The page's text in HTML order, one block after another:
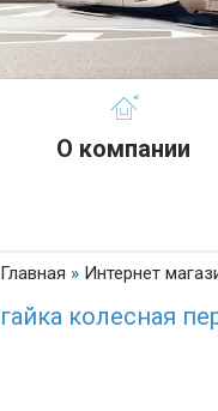
О компании
Главная » Интернет
гайка колесная